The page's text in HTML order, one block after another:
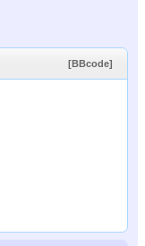
[BBcode]